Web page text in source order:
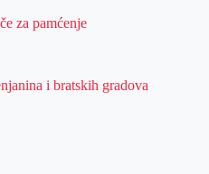
za pamćenje
i bratskih gradova